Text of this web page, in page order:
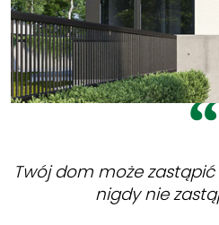
Twój dom może zastąpić
nigdy nie